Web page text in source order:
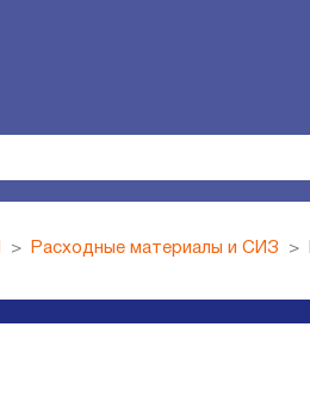
Расходные материалы и СИЗ